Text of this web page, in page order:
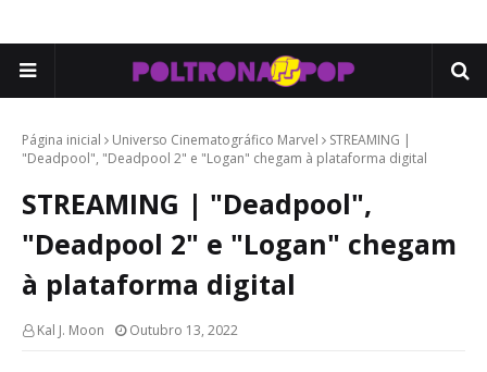
Página inicial Universo Cinematográfico Marvel
STREAMING |
"Deadpool", "Deadpool 2" e "Logan" chegam à plataforma digital
STREAMING | "Deadpool",
"Deadpool 2" e "Logan" chegam
à plataforma digital
Kal J. Moon Outubro 13, 2022